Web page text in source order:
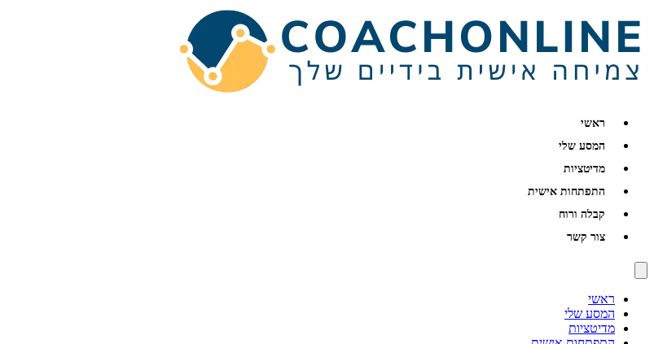
ראשי
המסע שלי
מדיטציות
התפתחות אישית
קבלה ורוח
צור קשר
ראשי
המסע שלי
מדיטציות